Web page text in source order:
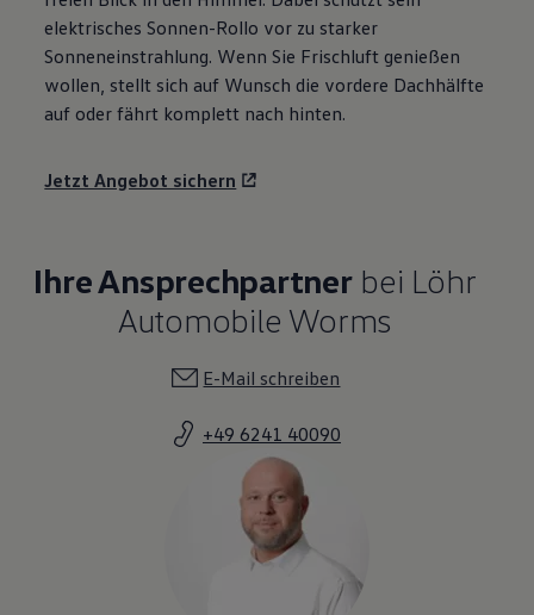
elektrisches Sonnen-Rollo vor zu starker
Sonneneinstrahlung. Wenn Sie Frischluft genießen
wollen, stellt sich auf Wunsch die vordere Dachhälfte
auf oder fährt komplett nach hinten.
Jetzt Angebot sichern
Ihre Ansprechpartnerbei Löhr
Automobile Worms
E-Mail schreiben
+49 6241 40090